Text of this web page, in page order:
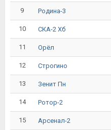
9 Родина-3
10 СКА-2 Хб
11 Орёл
12 Строгино
13 Зенит Пн
14 Ротор-2
15 Арсенал-2